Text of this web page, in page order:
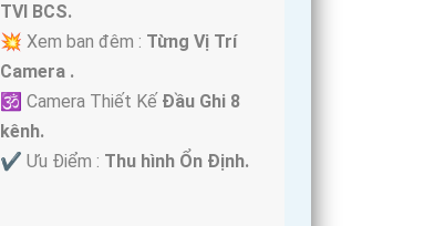
TVI BCS.
💥 Xem ban đêm : Từng Vị Trí
Camera .
🕉️ Camera Thiết Kế Đầu Ghi 8
kênh.
️✔️ Ưu Điểm : Thu hình Ổn Định.